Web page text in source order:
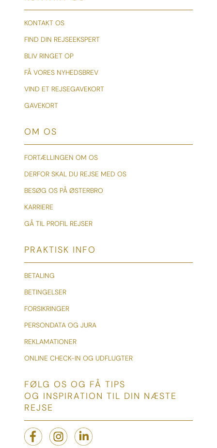
KONTAKT OS
FIND DIN REJSEEKSPERT
BLIV RINGET OP
FÅ VORES NYHEDSBREV
VIND ET REJSEGAVEKORT
GAVEKORT
OM OS
FORTÆLLINGEN OM OS
DERFOR SKAL DU REJSE MED OS
BESØG OS PÅ ØSTERBRO
KARRIERE
GÅ TIL PROFIL REJSER
PRAKTISK INFO
BETALING
BETINGELSER
FORSIKRINGER
PERSONDATA OG JURA
REKLAMATIONER
ONLINE CHECK-IN OG UDFLUGTER
FØLG OS OG FÅ TIPS
OG INSPIRATION TIL DIN NÆSTE
REJSE